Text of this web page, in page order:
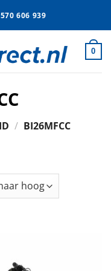
606 939
0
/ BI26MFCC